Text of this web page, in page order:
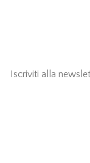
Iscriviti alla